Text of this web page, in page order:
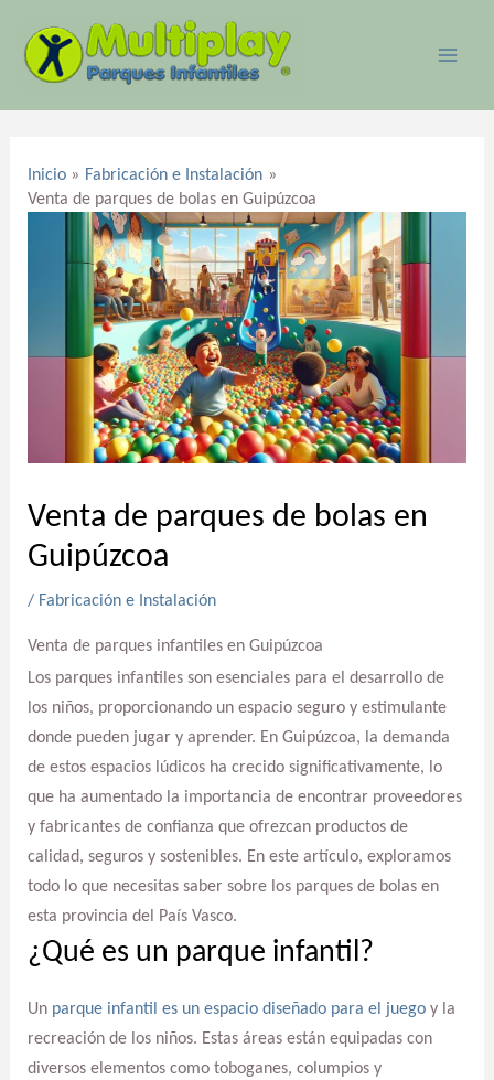
contenido
Inicio
Fabricación e Instalación
Venta de parques de bolas en Guipúzcoa
Venta de parques de bolas en
Guipúzcoa
/ Fabricación e Instalación
Venta de parques infantiles en Guipúzcoa
Los parques infantiles son esenciales para el desarrollo de
los niños, proporcionando un espacio seguro y estimulante
donde pueden jugar y aprender. En Guipúzcoa, la demanda
de estos espacios lúdicos ha crecido significativamente, lo
que ha aumentado la importancia de encontrar proveedores
y fabricantes de confianza que ofrezcan productos de
calidad, seguros y sostenibles. En este artículo, exploramos
todo lo que necesitas saber sobre los parques de bolas en
esta provincia del País Vasco.
¿Qué es un parque infantil?
Un parque infantil es un espacio diseñado para el juegoy la
recreación de los niños. Estas áreas están equipadas con
diversos elementos como toboganes, columpios y
entradas